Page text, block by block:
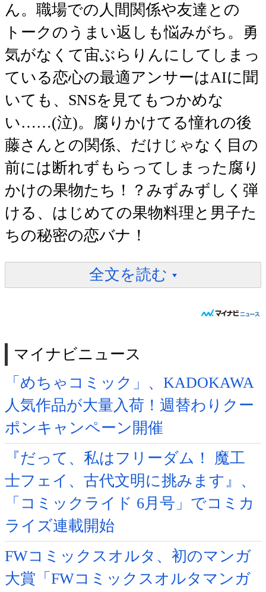
ん。職場での人間関係や友達との
トークのうまい返しも悩みがち。勇
気がなくて宙ぶらりんにしてしまっ
ている恋心の最適アンサーはAIに聞
いても、SNSを見てもつかめな
い……(泣)。腐りかけてる憧れの後
藤さんとの関係、だけじゃなく目の
前には断れずもらってしまった腐り
かけの果物たち！？みずみずしく弾
ける、はじめての果物料理と男子た
ちの秘密の恋バナ！
全文を読む
マイナビニュース
「めちゃコミック」、KADOKAWA
人気作品が大量入荷！週替わりクー
ポンキャンペーン開催
『だって、私はフリーダム！ 魔工
士フェイ、古代文明に挑みます』、
「コミックライド 6月号」でコミカ
ライズ連載開始
FWコミックスオルタ、初のマンガ
大賞「FWコミックスオルタマンガ